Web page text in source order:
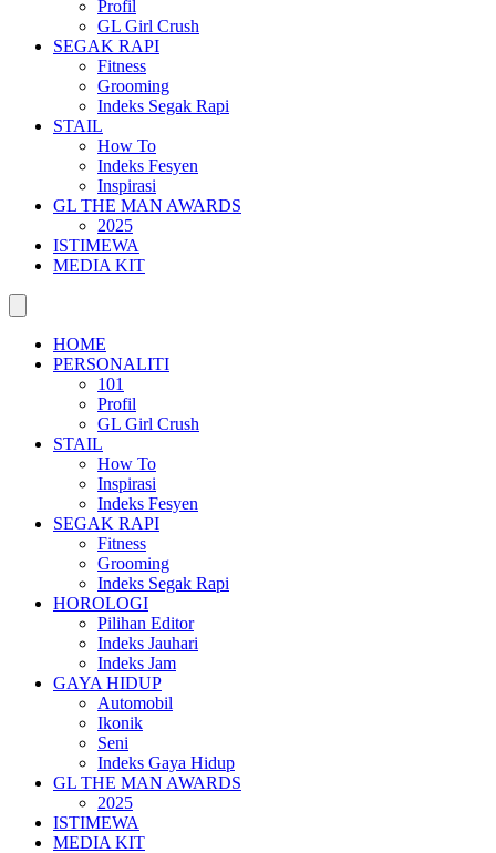
Profil
GL Girl Crush
SEGAK RAPI
Fitness
Grooming
Indeks Segak Rapi
STAIL
How To
Indeks Fesyen
Inspirasi
GL THE MAN AWARDS
2025
ISTIMEWA
MEDIA KIT
HOME
PERSONALITI
101
Profil
GL Girl Crush
STAIL
How To
Inspirasi
Indeks Fesyen
SEGAK RAPI
Fitness
Grooming
Indeks Segak Rapi
HOROLOGI
Pilihan Editor
Indeks Jauhari
Indeks Jam
GAYA HIDUP
Automobil
Ikonik
Seni
Indeks Gaya Hidup
GL THE MAN AWARDS
2025
ISTIMEWA
MEDIA KIT